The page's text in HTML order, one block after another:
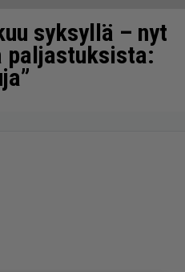
syksyllä – nyt